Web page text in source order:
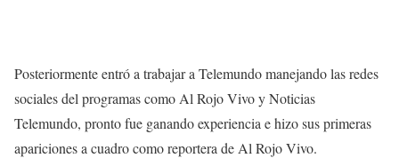
Posteriormente entró a trabajar a Telemundo manejando las redes
sociales del programas como Al Rojo Vivo y Noticias
Telemundo, pronto fue ganando experiencia e hizo sus primeras
apariciones a cuadro como reportera de Al Rojo Vivo.